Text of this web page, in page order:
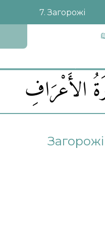
7. Загорожі
الأَعْرَافِ
Загорожі